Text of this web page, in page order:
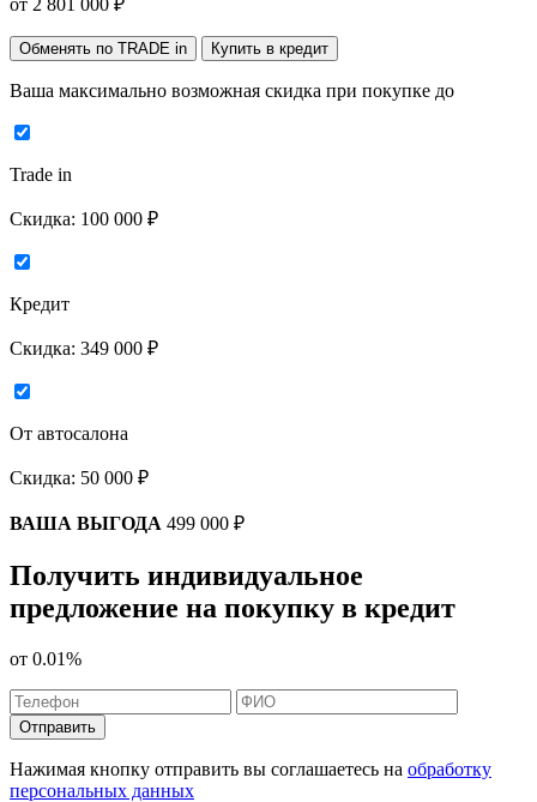
от 2 801 000 ₽
Обменять по TRADE in Купить в кредит
Ваша максимально возможная скидка при покупке до
Trade in
Скидка: 100 000 ₽
Кредит
Скидка: 349 000 ₽
От автосалона
Скидка: 50 000 ₽
ВАША ВЫГОДА 499 000 ₽
Получить индивидуальное
предложение на покупку в кредит
от 0.01%
Отправить
Нажимая кнопку отправить вы соглашаетесь на обработку
персональных данных